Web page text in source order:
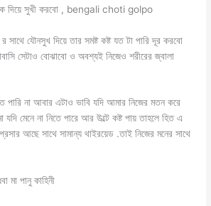
দিয়ে সুখী করবো , bengali choti golpo
সাথে যৌনসুখ দিয়ে তার সমষ্ট কষ্ট যত টা পারি দূর করবো
সেটাও বোঝাবো ও অবশ্যই নিজেও শরীরের জ্বালা
পারি না আবার এটাও ভাবি যদি আমার নিজের মতন করে
যদি মেনে না নিতে পারে আর উল্টে কষ্ট পায় তাহলে হিত এ
আছে সাথে সামান্য থাইরয়েড .তাই নিজের মনের সাথে
মা পানু কাহিনী